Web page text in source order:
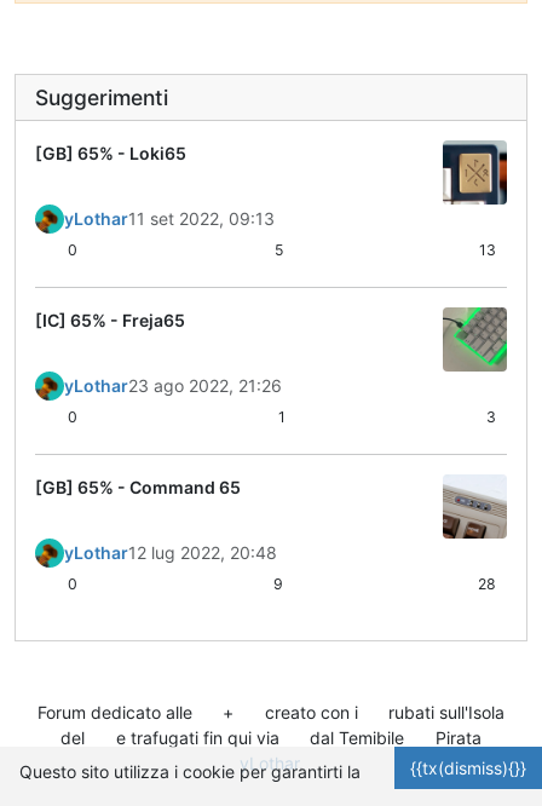
Suggerimenti
[GB] 65% - Loki65
yLothar11 set 2022, 09:13
0 5 13
[IC] 65% - Freja65
yLothar23 ago 2022, 21:26
0 1 3
[GB] 65% - Command 65
yLothar12 lug 2022, 20:48
0 9 28
Forum dedicato alle + creato con i
rubati sull'Isola
del
e trafugati fin qui via dal Temibile
Pirata
yLothar. {{tx(dismiss){}}
Questo sito utilizza i cookie per garantirti la